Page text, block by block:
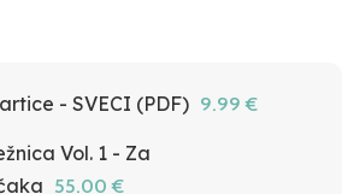
- SVECI (PDF) 9.99€
Vol. 1 - Za
55.00€